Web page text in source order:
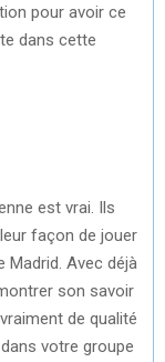
pour avoir ce
dans cette
est vrai. Ils
façon de jouer
Madrid. Avec déjà
son savoir
de qualité
votre groupe